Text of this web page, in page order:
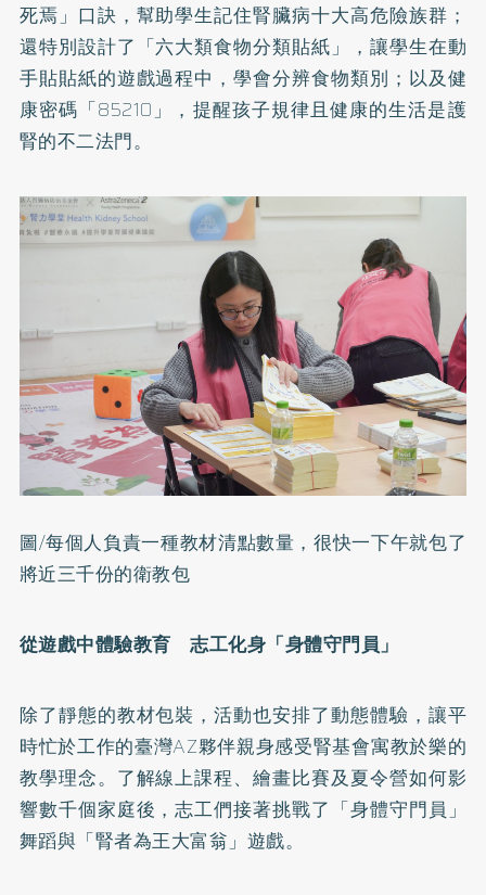
死焉」口訣，幫助學生記住腎臟病十大高危險族群；
還特別設計了「六大類食物分類貼紙」，讓學生在動
手貼貼紙的遊戲過程中，學會分辨食物類別；以及健
康密碼「85210」，提醒孩子規律且健康的生活是護
腎的不二法門。
圖/每個人負責一種教材清點數量，很快一下午就包了
將近三千份的衛教包
從遊戲中體驗教育 志工化身「身體守門員」
除了靜態的教材包裝，活動也安排了動態體驗，讓平
時忙於工作的臺灣AZ夥伴親身感受腎基會寓教於樂的
教學理念。了解線上課程、繪畫比賽及夏令營如何影
響數千個家庭後，志工們接著挑戰了「身體守門員」
舞蹈與「腎者為王大富翁」遊戲。